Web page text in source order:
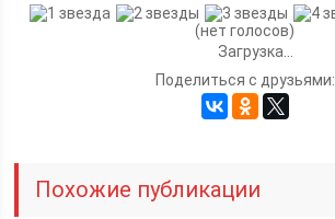
(нет голосов)
Загрузка...
Поделиться с друзьями:
Похожие публикации